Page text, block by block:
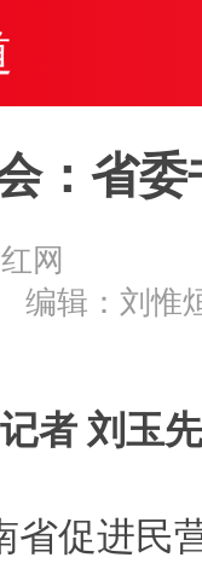
：省
红网
编辑：刘惟
者 刘玉
省促进民